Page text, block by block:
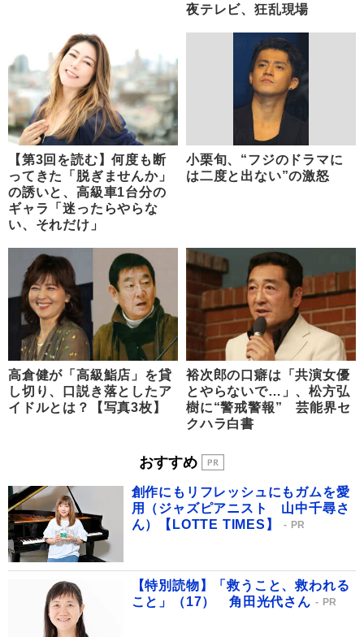
夜テレビ、狂乱現場
【第3回を読む】何度も断
ってきた「脱ぎませんか」
の誘いと、高級車1台分の
ギャラ「迷ったらやらな
い、それだけ」
小栗旬、“フジのドラマに
は二度と出ない”の激怒
高倉健が「高級鮨店」を貸
し切り、口説き落としたア
イドルとは？【写真3枚】
裕次郎の口癖は「共演女優
とやらないで…」、松方弘
樹に“警戒警報” 芸能界セ
クハラ白書
おすすめ
創作にもリフレッシュにもガムを愛
用（ジャズピアニスト 山中千尋さ
ん）【LOTTE TIMES】
PR
【特別読物】「救うこと、救われる
こと」（17） 角田光代さん
PR